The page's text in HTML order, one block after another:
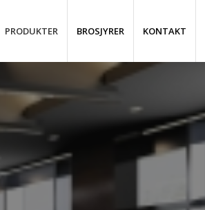
PRODUKTER BROSJYRER KONTAKT